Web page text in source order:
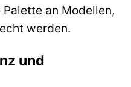
an Modellen,
werden.
und